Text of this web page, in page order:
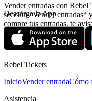
Vender entradas con
sección “Vender entradas“
compre tus entradas, te
confirmación con la
Descarga la App
Rebel Tickets
InicioVender entradaCómo
Asistencia